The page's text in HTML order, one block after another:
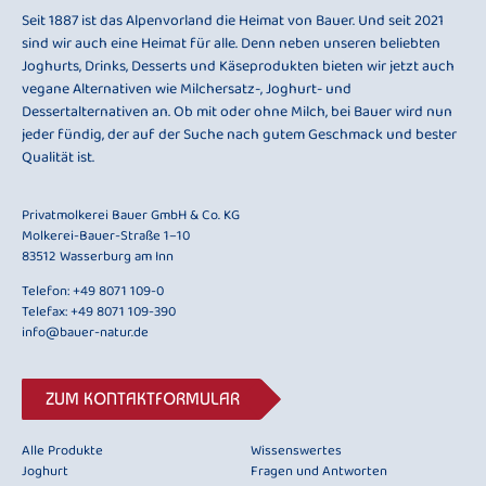
Seit 1887 ist das Alpenvorland die Heimat von Bauer. Und seit 2021
sind wir auch eine Heimat für alle. Denn neben unseren beliebten
Joghurts, Drinks, Desserts und Käseprodukten bieten wir jetzt auch
vegane Alternativen wie Milchersatz-, Joghurt- und
Dessertalternativen an. Ob mit oder ohne Milch, bei Bauer wird nun
jeder fündig, der auf der Suche nach gutem Geschmack und bester
Qualität ist.
Privatmolkerei Bauer GmbH & Co. KG
Molkerei-Bauer-Straße 1–10
83512 Wasserburg am Inn
Telefon:+49 8071 109-0
Telefax: +49 8071 109-390
info@bauer-natur.de
ZUM KONTAKTFORMULAR
Alle Produkte
Joghurt
Wissenswertes
Fragen und Antworten